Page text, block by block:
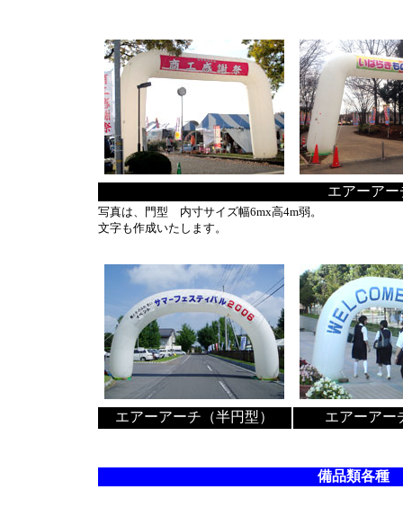
エアーアー
写真は、門型 内寸サイズ幅6mx高4m弱。
文字も作成いたします。
エアーアーチ（半円型） エアーアー
備品類各種